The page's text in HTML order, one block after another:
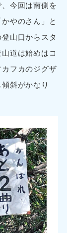
今回は南側を
やのさん」と
山口からスタ
道は始めはコ
フカのジグザ
斜がかなり